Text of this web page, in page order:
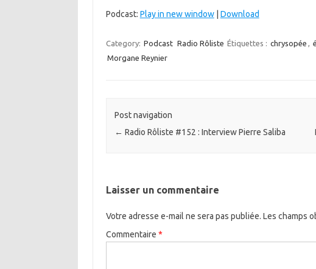
Podcast: Play in new window| Download
Category: Podcast Radio Rôliste Étiquettes : chrysopée ,
Morgane Reynier
Post navigation
← Radio Rôliste #152 : Interview Pierre Saliba
Laisser un commentaire
Votre adresse e-mail ne sera pas publiée. Les champs
Commentaire *